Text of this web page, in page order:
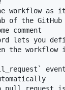
workflow
of the
comment
lets you
the workflow